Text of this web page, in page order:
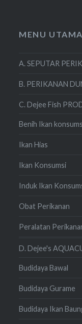
MENU UTAMA
A. SEPUTAR
B. PERIKANAN
C. Dejee Fish
Benih Ikan
Ikan Hias
Ikan Konsumsi
Induk Ikan
Obat Perikanan
Peralatan
D. Dejee's
Budidaya Bawal
Budidaya Gurame
Budidaya Ikan